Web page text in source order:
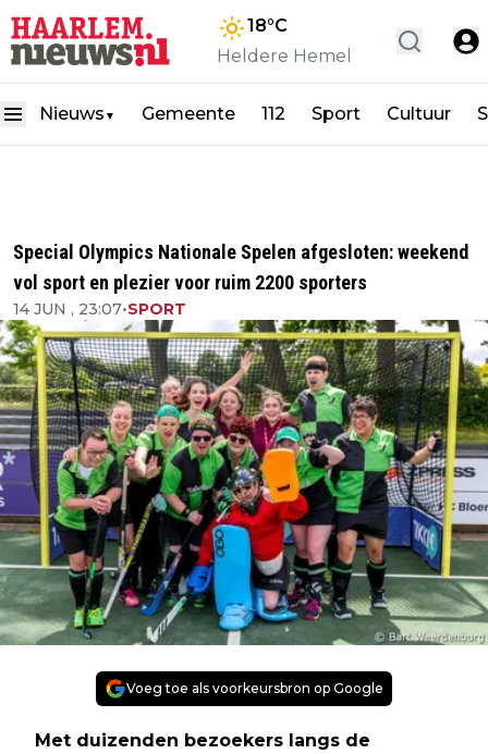
18°C
Heldere Hemel
Nieuws ▼ Gemeente 112 Sport Cultuur
Special Olympics Nationale Spelen afgesloten: weekend
vol sport en plezier voor ruim 2200 sporters
14 JUN , 23:07•SPORT
Voeg toe als voorkeursbron op Google
Met duizenden bezoekers langs de